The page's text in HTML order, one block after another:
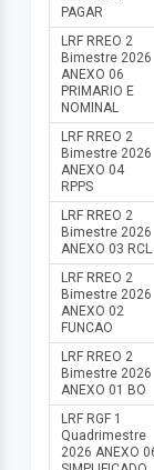
PAGAR
LRF RREO 2
Bimestre 2026
ANEXO 06
PRIMARIO E
NOMINAL
LRF RREO 2
Bimestre 2026
ANEXO 04
RPPS
LRF RREO 2
Bimestre 2026
ANEXO 03 RCL
LRF RREO 2
Bimestre 2026
ANEXO 02
FUNCAO
LRF RREO 2
Bimestre 2026
ANEXO 01 BO
LRF RGF 1
Quadrimestre
2026 ANEXO